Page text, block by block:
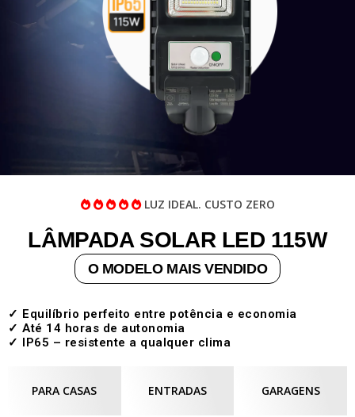
LUZ IDEAL. CUSTO ZERO
LÂMPADA SOLAR LED 115W
O MODELO MAIS VENDIDO
✓ Equilíbrio perfeito entre potência e economia
✓ Até 14 horas de autonomia
✓ IP65 – resistente a qualquer clima
PARA CASAS ENTRADAS GARAGENS